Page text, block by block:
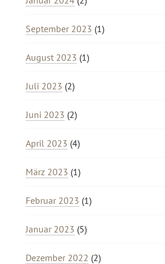
September 2023 (1)
August 2023 (1)
Juli 2023 (2)
Juni 2023 (2)
April 2023 (4)
März 2023 (1)
Februar 2023 (1)
Januar 2023 (5)
Dezember 2022 (2)